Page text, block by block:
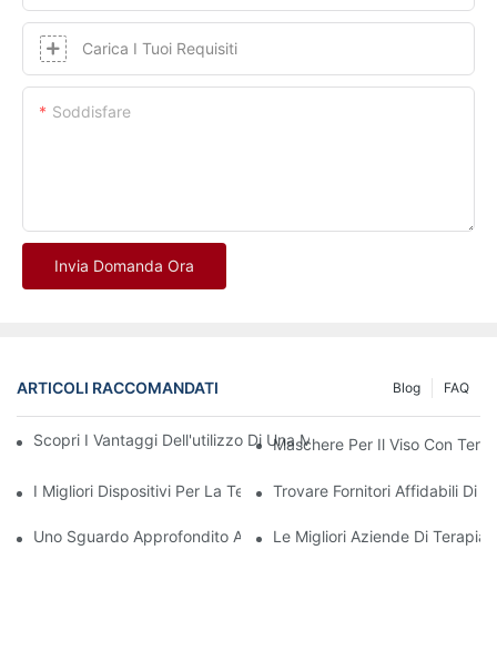
Carica I Tuoi Requisiti
Soddisfare
Invia Domanda Ora
ARTICOLI RACCOMANDATI FAQ
Blog
Scopri I Vantaggi Dell'utilizzo Di Una Maschera Per La Terapia
Maschere Per Il Viso Con
I Migliori Dispositivi Per La Terapia A Luce Rossa E Infrarossi
Trovare Fornitori Affidabili Di
Uno Sguardo Approfondito Ai Benefici Della Terapia Con Luce
Le Migliori Aziende Di Terapia